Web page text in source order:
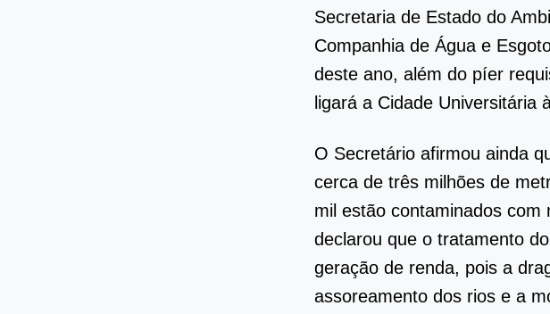
Secretaria de Estado do
Companhia de Água e
deste ano, além do píer
ligará a Cidade Universitária
O Secretário afirmou ainda
cerca de três milhões de
mil estão contaminados com
declarou que o tratamento
geração de renda, pois a
assoreamento dos rios e a